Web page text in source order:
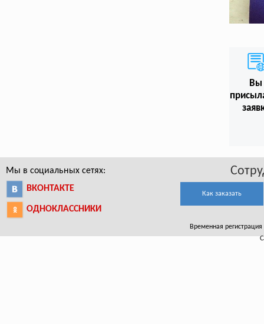
Вы
Мы в социальных сетях:
ВКОНТАКТЕ
ОДНОКЛАССНИКИ
Как заказать
Временная